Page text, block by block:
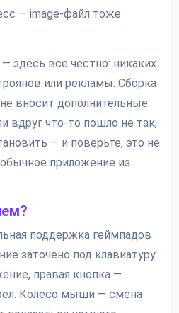
— image-файл тоже
здесь всё честно: никаких
или рекламы. Сборка
вносит дополнительные
вдруг что-то пошло не так,
— и поверьте, это не
приложение из
поддержка геймпадов
заточено под клавиатуру
правая кнопка —
Колесо мыши — смена